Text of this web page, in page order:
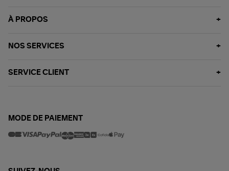
À PROPOS
NOS SERVICES
SERVICE CLIENT
MODE DE PAIEMENT